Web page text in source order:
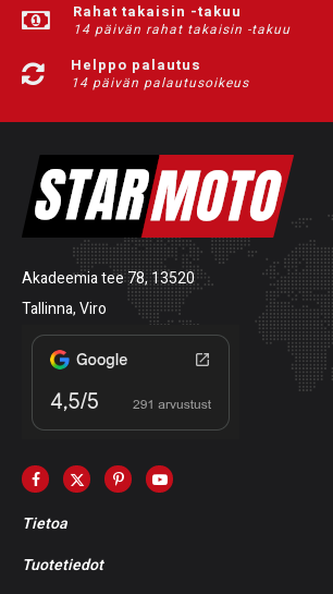
Rahat takaisin -takuu
14 päivän rahat takaisin -takuu
Helppo palautus
14 päivän palautusoikeus
Akadeemia tee 78, 13520
Tallinna, Viro
Tietoa
Tuotetiedot